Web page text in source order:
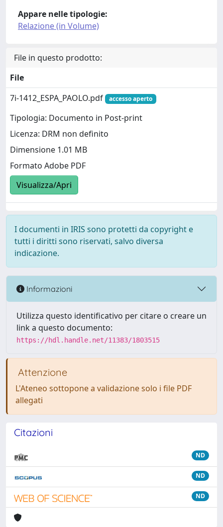
Appare nelle tipologie:
Relazione (in Volume)
File in questo prodotto:
File
7i-1412_ESPA_PAOLO.pdf
accesso aperto
Tipologia: Documento in Post-print
Licenza: DRM non definito
Dimensione 1.01 MB
Formato Adobe PDF
Visualizza/Apri
I documenti in IRIS sono protetti da copyright e
tutti i diritti sono riservati, salvo diversa
indicazione.
Informazioni
Utilizza questo identificativo per citare o creare un
link a questo documento:
https://hdl.handle.net/11383/1803515
Attenzione
L'Ateneo sottopone a validazione solo i file PDF
allegati
Citazioni
ND
ND
ND